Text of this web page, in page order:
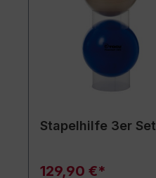
Stapelhilfe 3er Set
129,90 €*